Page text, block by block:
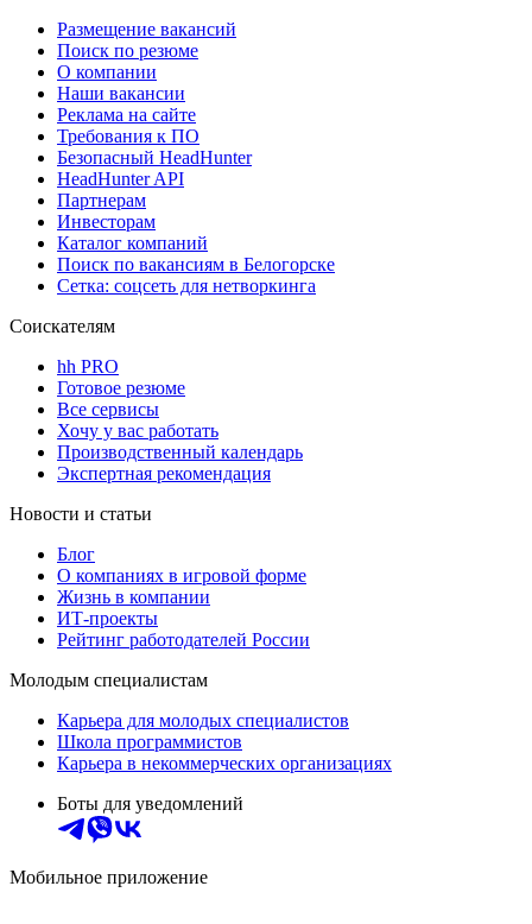
Размещение вакансий
Поиск по резюме
О компании
Наши вакансии
Реклама на сайте
Требования к ПО
Безопасный HeadHunter
HeadHunter API
Партнерам
Инвесторам
Каталог компаний
Поиск по вакансиям в Белогорске
Сетка: соцсеть для нетворкинга
Соискателям
hh PRO
Готовое резюме
Все сервисы
Хочу у вас работать
Производственный календарь
Экспертная рекомендация
Новости и статьи
Блог
О компаниях в игровой форме
Жизнь в компании
ИТ-проекты
Рейтинг работодателей России
Молодым специалистам
Карьера для молодых специалистов
Школа программистов
Карьера в некоммерческих организациях
Боты для уведомлений
Мобильное приложение